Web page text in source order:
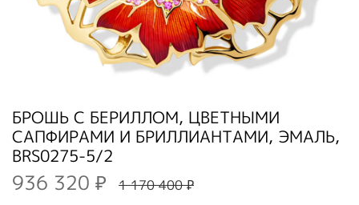
БРОШЬ С БЕРИЛЛОМ, ЦВЕТНЫМИ
САПФИРАМИ И БРИЛЛИАНТАМИ, ЭМАЛЬ,
BRS0275-5/2
936 320 ₽ 1 170 400 ₽